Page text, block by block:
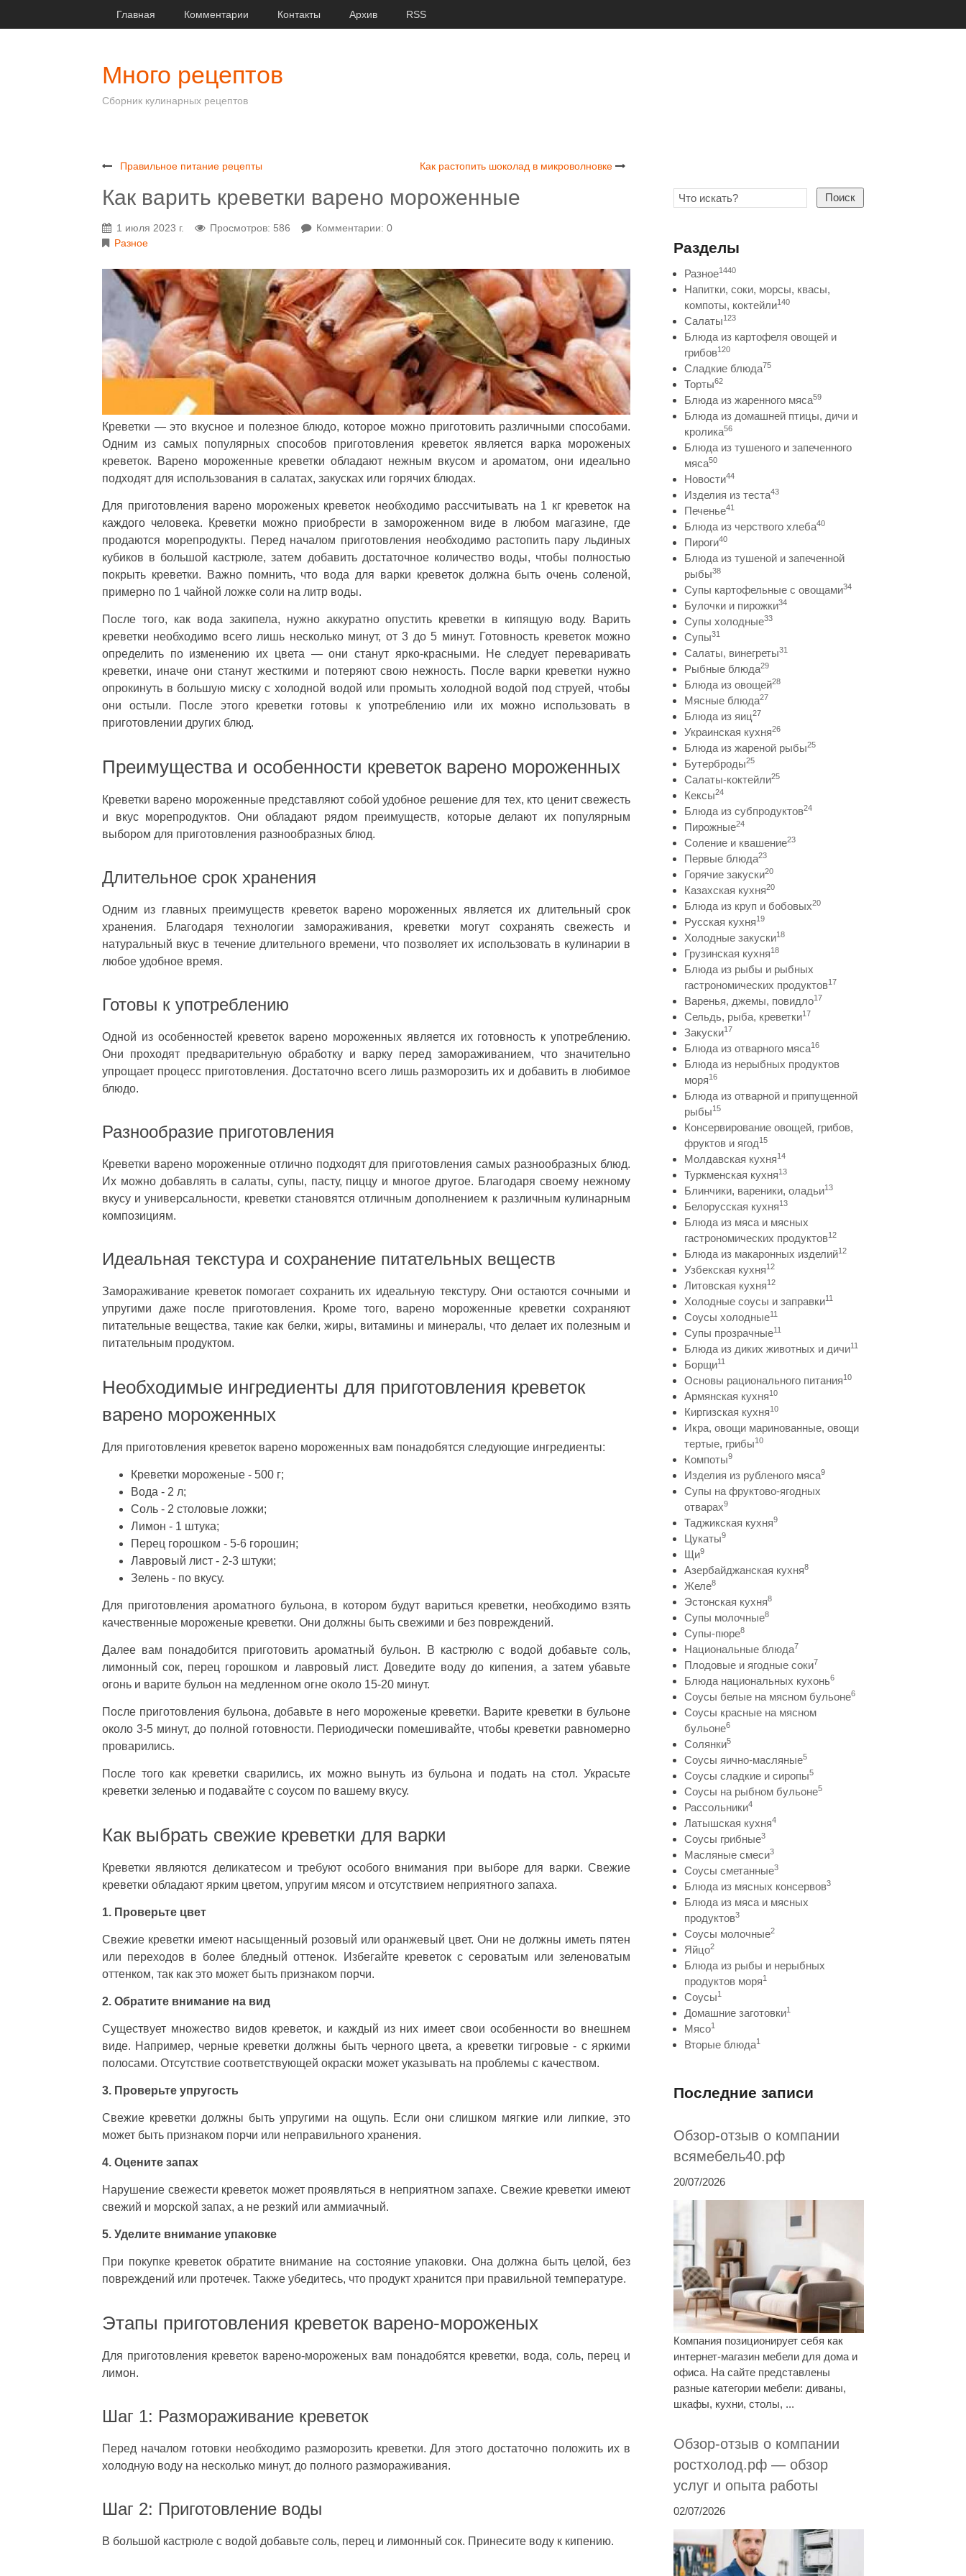
Главная Комментарии Контакты Архив RSS
Много рецептов
Сборник кулинарных рецептов
Правильное питание рецепты Как растопить шоколад в микроволновке
Как варить креветки варено мороженные
1 июля 2023 г. Просмотров: 586
Комментарии: 0
Разное
Креветки — это вкусное и полезное блюдо, которое можно приготовить различными способами.
Одним из самых популярных способов приготовления креветок является варка мороженых
креветок. Варено мороженные креветки обладают нежным вкусом и ароматом, они идеально
подходят для использования в салатах, закусках или горячих блюдах.
Для приготовления варено мороженых креветок необходимо рассчитывать на 1 кг креветок на
каждого человека. Креветки можно приобрести в замороженном виде в любом магазине, где
продаются морепродукты. Перед началом приготовления необходимо растопить пару льдиных
кубиков в большой кастрюле, затем добавить достаточное количество воды, чтобы полностью
покрыть креветки. Важно помнить, что вода для варки креветок должна быть очень соленой,
примерно по 1 чайной ложке соли на литр воды.
После того, как вода закипела, нужно аккуратно опустить креветки в кипящую воду. Варить
креветки необходимо всего лишь несколько минут, от 3 до 5 минут. Готовность креветок можно
определить по изменению их цвета — они станут ярко-красными. Не следует переваривать
креветки, иначе они станут жесткими и потеряют свою нежность. После варки креветки нужно
опрокинуть в большую миску с холодной водой или промыть холодной водой под струей, чтобы
они остыли. После этого креветки готовы к употреблению или их можно использовать в
приготовлении других блюд.
Преимущества и особенности креветок варено мороженных
Креветки варено мороженные представляют собой удобное решение для тех, кто ценит свежесть
и вкус морепродуктов. Они обладают рядом преимуществ, которые делают их популярным
выбором для приготовления разнообразных блюд.
Длительное срок хранения
Одним из главных преимуществ креветок варено мороженных является их длительный срок
хранения. Благодаря технологии замораживания, креветки могут сохранять свежесть и
натуральный вкус в течение длительного времени, что позволяет их использовать в кулинарии в
любое удобное время.
Готовы к употреблению
Одной из особенностей креветок варено мороженных является их готовность к употреблению.
Они проходят предварительную обработку и варку перед замораживанием, что значительно
упрощает процесс приготовления. Достаточно всего лишь разморозить их и добавить в любимое
блюдо.
Разнообразие приготовления
Креветки варено мороженные отлично подходят для приготовления самых разнообразных блюд.
Их можно добавлять в салаты, супы, пасту, пиццу и многое другое. Благодаря своему нежному
вкусу и универсальности, креветки становятся отличным дополнением к различным кулинарным
композициям.
Идеальная текстура и сохранение питательных веществ
Замораживание креветок помогает сохранить их идеальную текстуру. Они остаются сочными и
упругими даже после приготовления. Кроме того, варено мороженные креветки сохраняют
питательные вещества, такие как белки, жиры, витамины и минералы, что делает их полезным и
питательным продуктом.
Необходимые ингредиенты для приготовления креветок
варено мороженных
Для приготовления креветок варено мороженных вам понадобятся следующие ингредиенты:
Креветки мороженые - 500 г;
Вода - 2 л;
Соль - 2 столовые ложки;
Лимон - 1 штука;
Перец горошком - 5-6 горошин;
Лавровый лист - 2-3 штуки;
Зелень - по вкусу.
Для приготовления ароматного бульона, в котором будут вариться креветки, необходимо взять
качественные мороженые креветки. Они должны быть свежими и без повреждений.
Далее вам понадобится приготовить ароматный бульон. В кастрюлю с водой добавьте соль,
лимонный сок, перец горошком и лавровый лист. Доведите воду до кипения, а затем убавьте
огонь и варите бульон на медленном огне около 15-20 минут.
После приготовления бульона, добавьте в него мороженые креветки. Варите креветки в бульоне
около 3-5 минут, до полной готовности. Периодически помешивайте, чтобы креветки равномерно
проварились.
После того как креветки сварились, их можно вынуть из бульона и подать на стол. Украсьте
креветки зеленью и подавайте с соусом по вашему вкусу.
Как выбрать свежие креветки для варки
Креветки являются деликатесом и требуют особого внимания при выборе для варки. Свежие
креветки обладают ярким цветом, упругим мясом и отсутствием неприятного запаха.
1. Проверьте цвет
Свежие креветки имеют насыщенный розовый или оранжевый цвет. Они не должны иметь пятен
или переходов в более бледный оттенок. Избегайте креветок с сероватым или зеленоватым
оттенком, так как это может быть признаком порчи.
2. Обратите внимание на вид
Существует множество видов креветок, и каждый из них имеет свои особенности во внешнем
виде. Например, черные креветки должны быть черного цвета, а креветки тигровые - с яркими
полосами. Отсутствие соответствующей окраски может указывать на проблемы с качеством.
3. Проверьте упругость
Свежие креветки должны быть упругими на ощупь. Если они слишком мягкие или липкие, это
может быть признаком порчи или неправильного хранения.
4. Оцените запах
Нарушение свежести креветок может проявляться в неприятном запахе. Свежие креветки имеют
свежий и морской запах, а не резкий или аммиачный.
5. Уделите внимание упаковке
При покупке креветок обратите внимание на состояние упаковки. Она должна быть целой, без
повреждений или протечек. Также убедитесь, что продукт хранится при правильной температуре.
Этапы приготовления креветок варено-мороженых
Для приготовления креветок варено-мороженых вам понадобятся креветки, вода, соль, перец и
лимон.
Шаг 1: Размораживание креветок
Перед началом готовки необходимо разморозить креветки. Для этого достаточно положить их в
холодную воду на несколько минут, до полного размораживания.
Шаг 2: Приготовление воды
В большой кастрюле с водой добавьте соль, перец и лимонный сок. Принесите воду к кипению.
Поиск
Разделы
Разное1440
Напитки, соки, морсы, квасы,
компоты, коктейли140
Салаты123
Блюда из картофеля овощей и
грибов120
Сладкие блюда75
Торты62
Блюда из жаренного мяса59
Блюда из домашней птицы, дичи и
кролика56
Блюда из тушеного и запеченного
мяса50
Новости44
Изделия из теста43
Печенье41
Блюда из черствого хлеба40
Пироги40
Блюда из тушеной и запеченной
рыбы38
Супы картофельные с овощами34
Булочки и пирожки34
Супы холодные33
Супы31
Салаты, винегреты31
Рыбные блюда29
Блюда из овощей28
Мясные блюда27
Блюда из яиц27
Украинская кухня26
Блюда из жареной рыбы25
Бутерброды25
Салаты-коктейли25
Кексы24
Блюда из субпродуктов24
Пирожные24
Соление и квашение23
Первые блюда23
Горячие закуски20
Казахская кухня20
Блюда из круп и бобовых20
Русская кухня19
Холодные закуски18
Грузинская кухня18
Блюда из рыбы и рыбных
гастрономических продуктов17
Варенья, джемы, повидло17
Сельдь, рыба, креветки17
Закуски17
Блюда из отварного мяса16
Блюда из нерыбных продуктов
моря16
Блюда из отварной и припущенной
рыбы15
Консервирование овощей, грибов,
фруктов и ягод15
Молдавская кухня14
Туркменская кухня13
Блинчики, вареники, оладьи13
Белорусская кухня13
Блюда из мяса и мясных
гастрономических продуктов12
Блюда из макаронных изделий12
Узбекская кухня12
Литовская кухня12
Холодные соусы и заправки11
Соусы холодные11
Супы прозрачные11
Блюда из диких животных и дичи11
Борщи11
Основы рационального питания10
Армянская кухня10
Киргизская кухня10
Икра, овощи маринованные, овощи
тертые, грибы10
Компоты9
Изделия из рубленого мяса9
Супы на фруктово-ягодных
отварах9
Таджикская кухня9
Цукаты9
Щи9
Азербайджанская кухня8
Желе8
Эстонская кухня8
Супы молочные8
Супы-пюре8
Национальные блюда7
Плодовые и ягодные соки7
Блюда национальных кухонь6
Соусы белые на мясном бульоне6
Соусы красные на мясном
бульоне6
Солянки5
Соусы яично-масляные5
Соусы сладкие и сиропы5
Соусы на рыбном бульоне5
Рассольники4
Латышская кухня4
Соусы грибные3
Масляные смеси3
Соусы сметанные3
Блюда из мясных консервов3
Блюда из мяса и мясных
продуктов3
Соусы молочные2
Яйцо2
Блюда из рыбы и нерыбных
продуктов моря1
Соусы1
Домашние заготовки1
Мясо1
Вторые блюда1
Последние записи
Обзор-отзыв о компании
всямебель40.рф
20/07/2026
Компания позиционирует себя как
интернет-магазин мебели для дома и
офиса. На сайте представлены
разные категории мебели: диваны,
шкафы, кухни, столы, ...
Обзор-отзыв о компании
ростхолод.рф — обзор
услуг и опыта работы
02/07/2026